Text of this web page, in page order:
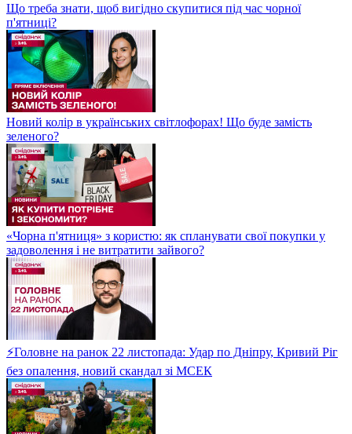
Що треба знати, щоб вигідно скупитися під час чорної
п'ятниці?
Новий колір в українських світлофорах! Що буде замість
зеленого?
«Чорна п'ятниця» з користю: як спланувати свої покупки у
задоволення і не витратити зайвого?
⚡Головне на ранок 22 листопада: Удар по Дніпру, Кривий Ріг
без опалення, новий скандал зі МСЕК